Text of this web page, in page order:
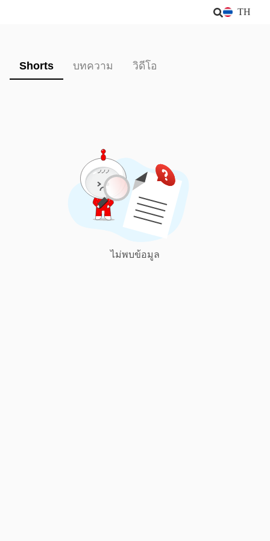
TH
Shorts บทความ วิดีโอ
ไม่พบข้อมูล